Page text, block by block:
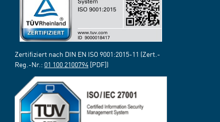
Zertifiziert nach DIN EN ISO 9001:2015-11 (Zert.-
Reg.-Nr.: 01 100 2100794 [PDF])